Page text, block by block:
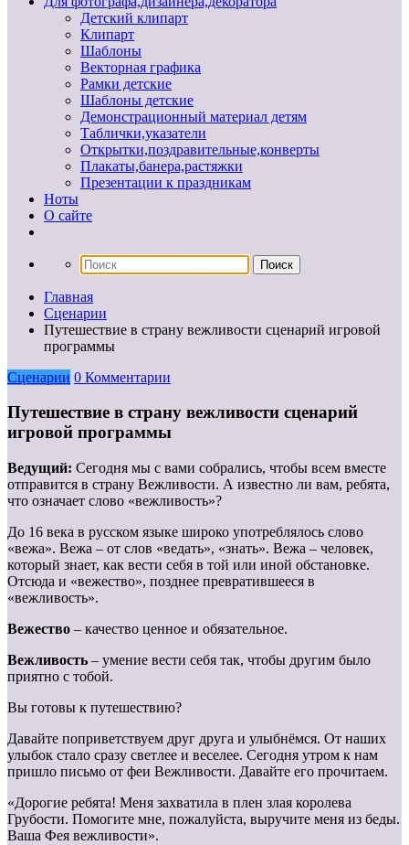
Детский клипарт
Клипарт
Шаблоны
Векторная графика
Рамки детские
Шаблоны детские
Демонстрационный материал детям
Таблички,указатели
Открытки,поздравительные,конверты
Плакаты,банера,растяжки
Презентации к праздникам
Ноты
О сайте
Главная
Сценарии
Путешествие в страну вежливости сценарий игровой
программы
Сценарии 0 Комментарии
Путешествие в страну вежливости сценарий
игровой программы
Ведущий: Сегодня мы с вами собрались, чтобы всем вместе
отправится в страну Вежливости. А известно ли вам, ребята,
что означает слово «вежливость»?
До 16 века в русском языке широко употреблялось слово
«вежа». Вежа – от слов «ведать», «знать». Вежа – человек,
который знает, как вести себя в той или иной обстановке.
Отсюда и «вежество», позднее превратившееся в
«вежливость».
Вежество – качество ценное и обязательное.
Вежливость – умение вести себя так, чтобы другим было
приятно с тобой.
Вы готовы к путешествию?
Давайте поприветствуем друг друга и улыбнёмся. От наших
улыбок стало сразу светлее и веселее. Сегодня утром к нам
пришло письмо от феи Вежливости. Давайте его прочитаем.
«Дорогие ребята! Меня захватила в плен злая королева
Грубости. Помогите мне, пожалуйста, выручите меня из беды.
Ваша Фея вежливости».